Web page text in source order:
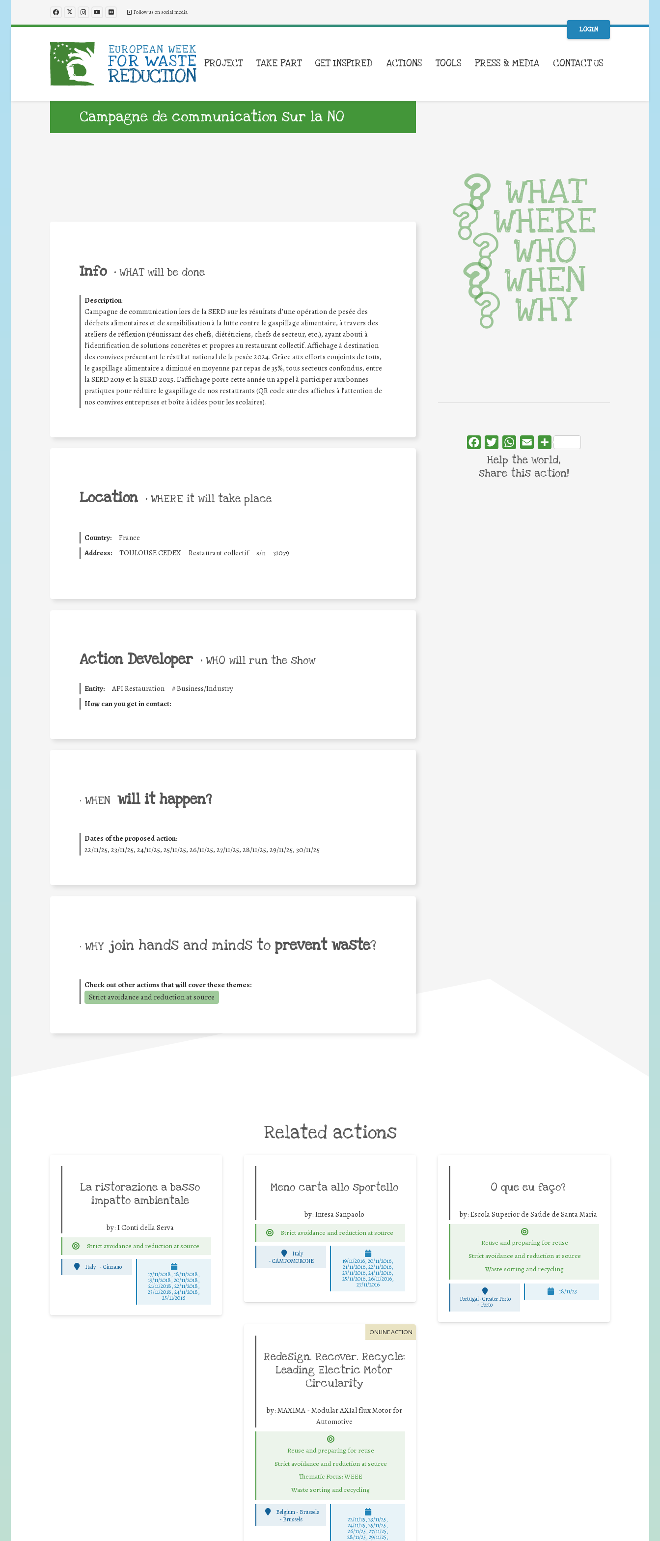
Follow us on social media
LOGIN
PROJECT TAKE PART GET INSPIRED ACTIONS TOOLS PRESS & MEDIA CONTACT US
Campagne de communication sur la NO
Info • WHAT will be done
Description:
Campagne de communication lors de la SERD sur les résultats d’une opération de pesée des
déchets alimentaires et de sensibilisation à la lutte contre le gaspillage alimentaire, à travers des
ateliers de réflexion (réunissant des chefs, diététiciens, chefs de secteur, etc.), ayant abouti à
l’identification de solutions concrètes et propres au restaurant collectif. Affichage à destination
des convives présentant le résultat national de la pesée 2024. Grâce aux efforts conjoints de tous,
le gaspillage alimentaire a diminué en moyenne par repas de 35%, tous secteurs confondus, entre
la SERD 2019 et la SERD 2025. L’affichage porte cette année un appel à participer aux bonnes
pratiques pour réduire le gaspillage de nos restaurants (QR code sur des affiches à l’attention de
nos convives entreprises et boîte à idées pour les scolaires).
Location • WHERE it will take place
Country:
France
Address:
TOULOUSE CEDEX Restaurant collectif s/n 31079
Action Developer • WHO will run the show
Entity: API Restauration #Business/Industry
How can you get in contact:
• WHEN will it happen?
Dates of the proposed action:
22/11/25, 23/11/25, 24/11/25, 25/11/25, 26/11/25, 27/11/25, 28/11/25, 29/11/25, 30/11/25
• WHY join hands and minds to prevent waste?
Check out other actions that will cover these themes:
Strict avoidance and reduction at source
WHAT
WHERE
WHO
WHEN
WHY
FacebookTwitterWhatsApp
Email Share
Help the world,
share this action!
Related actions
La ristorazione a basso
impatto ambientale
by: I Conti della Serva
Strict avoidance and reduction at source
Italy -Cinzano
17/11/2018, 18/11/2018,
19/11/2018, 20/11/2018,
21/11/2018, 22/11/2018,
23/11/2018, 24/11/2018,
25/11/2018
Meno carta allo sportello
by: Intesa Sanpaolo
Strict avoidance and reduction at source
Italy
-CAMPOMORONE 19/11/2016, 20/11/2016,
21/11/2016, 22/11/2016,
23/11/2016, 24/11/2016,
25/11/2016, 26/11/2016,
27/11/2016
O que eu faço?
by: Escola Superior de Saúde de Santa Maria
Reuse and preparing for reuse
Strict avoidance and reduction at source
Waste sorting and recycling
Portugal -Greater Porto
- Porto
18/11/23
ONLINE ACTION
Redesign. Recover. Recycle:
Leading Electric Motor
Circularity
by: MAXIMA - Modular AXIal flux Motor for
Automotive
Reuse and preparing for reuse
Strict avoidance and reduction at source
Thematic Focus: WEEE
Waste sorting and recycling
Belgium - Brussels
- Brussels 22/11/25,23/11/25,
24/11/25,25/11/25,
26/11/25,27/11/25,
28/11/25,29/11/25,